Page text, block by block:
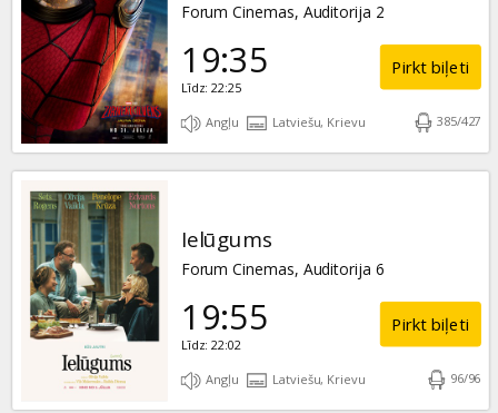
Forum Cinemas, Auditorija 2
19:35
Līdz: 22:25
Pirkt biļeti
Angļu Latviešu, Krievu 385/427
Ielūgums
Forum Cinemas, Auditorija 6
19:55
Līdz: 22:02
Pirkt biļeti
Angļu Latviešu, Krievu 96/96